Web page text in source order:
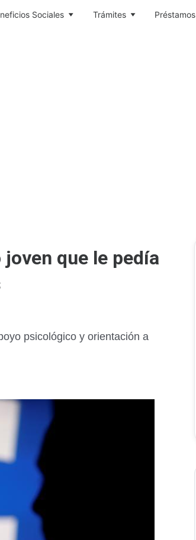
Sociales Trámites Préstamos
que le pedía
psicológico y orientación a